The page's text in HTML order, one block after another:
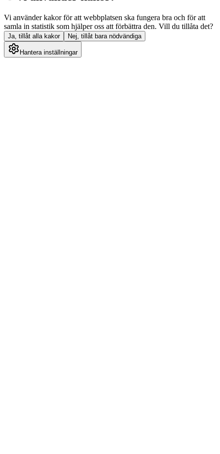
Vi använder kakor för att webbplatsen ska fungera bra och för att
samla in statistik som hjälper oss att förbättra den. Vill du tillåta det?
Ja, tillåt alla kakor Nej, tillåt bara nödvändiga
Hantera inställningar